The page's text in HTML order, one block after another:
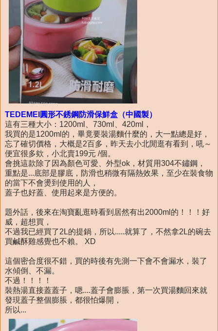
TEDEMEI圓形不銹鋼防滑保鮮盒（中國製）
這有三種大小：1200ml、730ml、420ml，
我買的是1200ml的，畢竟要裝湯麵什麼的，大一點總是好，
忘了確切價格，大概是2百多，昨天去小北閒逛有看到，吼～
便宜很多欸，小北賣199元 /個。
會挑這款除了因為顏色可愛、外型ok，材質用304不鏽鋼，
重點是...底部是膠底，防滑也稍微有隔熱效果，至少在裝食物
的當下不會燙到使用的人，
蓋子也好蓋、使用起來是方便的。
題外話，後來在淘寶亂逛時看到居然有出2000ml的！！！好
威，超想買，
不過我已經買了2L的提鍋，所以.....就算了，不然拿2L的碗去
買鹹酥雞感覺也不賴。 XD
這個密合度很不錯，買的時後有先測一下會不會漏水，裝了
水傾倒、不漏。
不過！！！！
裝熱湯直接蓋蓋子，嗯....蓋子會膨脹，第一次買湯麵回來就
發現蓋子整個膨脹，都很怕爆開，
所以...